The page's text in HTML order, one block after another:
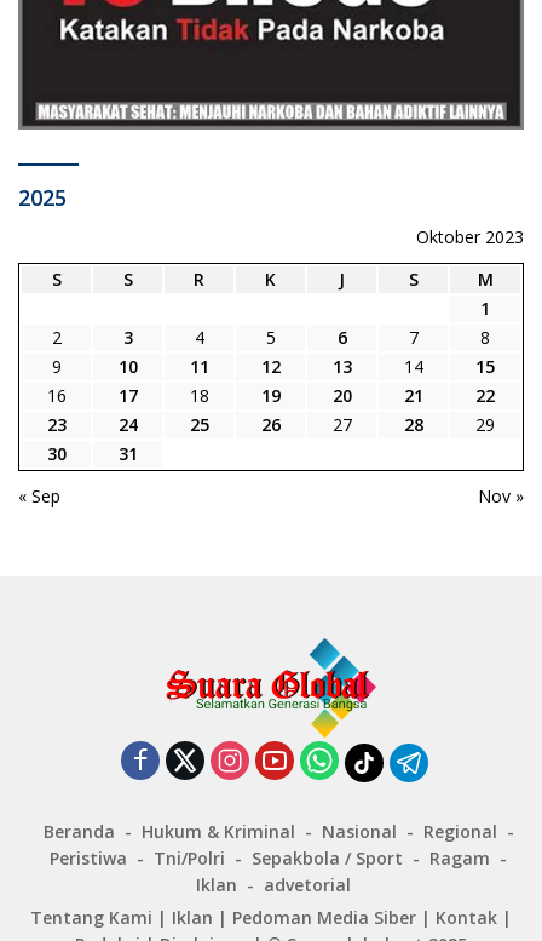
2025
Oktober 2023
S
S R K J S
M
1
2
3 4 5 6 7
8
9
10 11 12 13 14
15
16
17 18 19 20 21
22
23
24 25 26 27 28
29
30
31
« Sep
Nov »
Beranda Hukum & Kriminal Nasional
Regional
Peristiwa
Tni/Polri Sepakbola / Sport
Ragam
Iklan
advetorial
Tentang Kami | Iklan | Pedoman Media Siber | Kontak |